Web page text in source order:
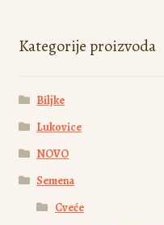
biti
na
stranici
Kategorije proizvoda
Biljke
Lukovice
NOVO
Semena
Cveće